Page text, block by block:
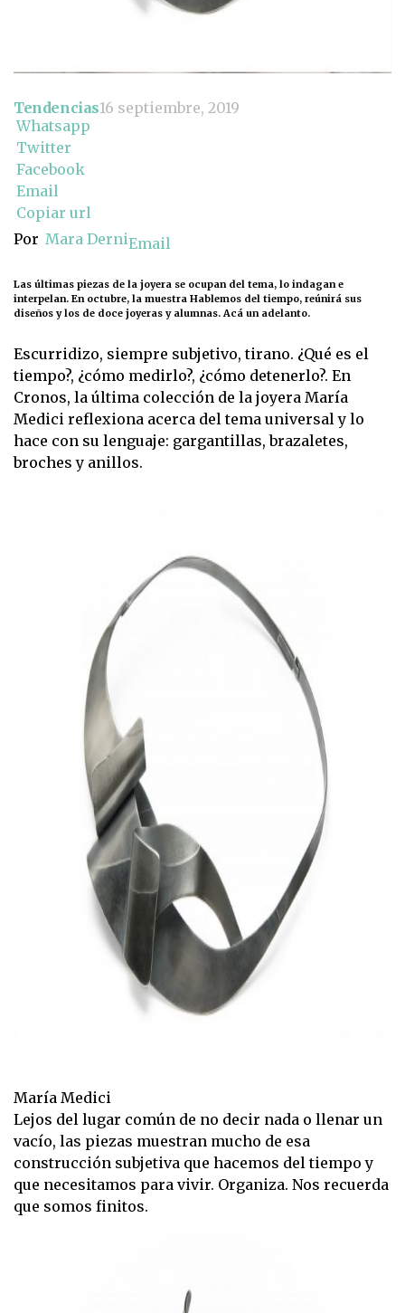
Tendencias16 septiembre, 2019
Whatsapp
Twitter
Facebook
Email
Copiar url
Por Mara DerniEmail
Las últimas piezas de la joyera se ocupan del tema, lo indagan e
interpelan. En octubre, la muestra Hablemos del tiempo, reúnirá sus
diseños y los de doce joyeras y alumnas. Acá un adelanto.
Escurridizo, siempre subjetivo, tirano. ¿Qué es el
tiempo?, ¿cómo medirlo?, ¿cómo detenerlo?. En
Cronos, la última colección de la joyera María
Medici reflexiona acerca del tema universal y lo
hace con su lenguaje: gargantillas, brazaletes,
broches y anillos.
María Medici
Lejos del lugar común de no decir nada o llenar un
vacío, las piezas muestran mucho de esa
construcción subjetiva que hacemos del tiempo y
que necesitamos para vivir. Organiza. Nos recuerda
que somos finitos.